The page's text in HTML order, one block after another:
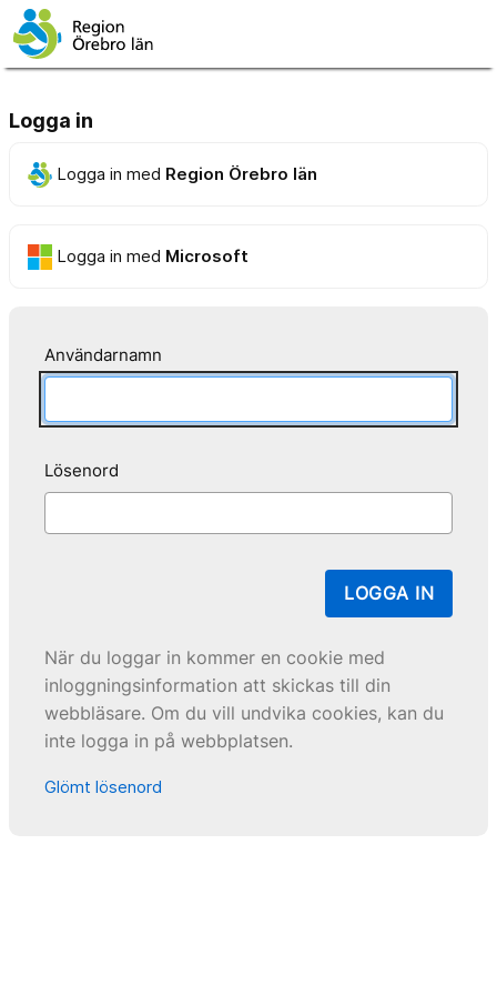
Logga in
Logga in med Region Örebro län
Logga in med Microsoft
Användarnamn
Lösenord
LOGGA IN
När du loggar in kommer en cookie med
inloggningsinformation att skickas till din
webbläsare. Om du vill undvika cookies, kan du
inte logga in på webbplatsen.
Glömt lösenord